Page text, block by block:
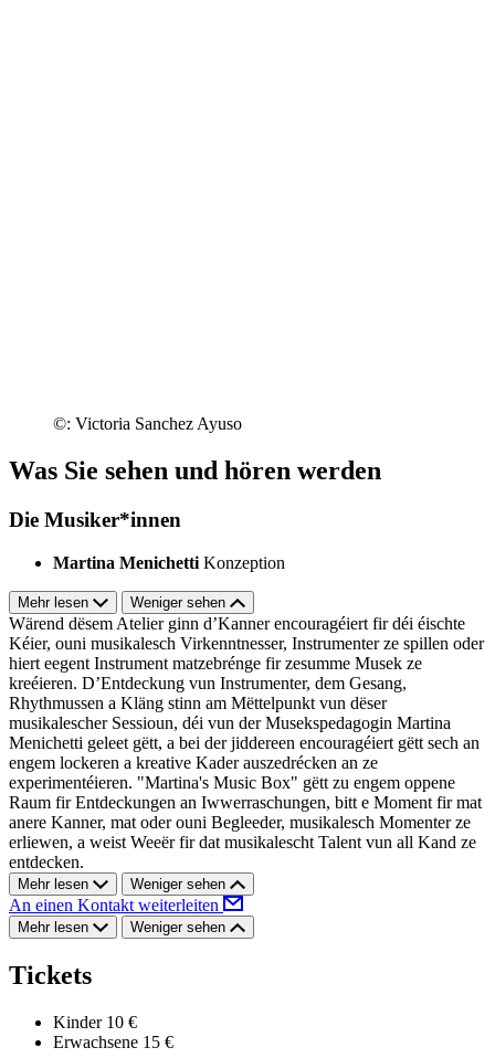
©: Victoria Sanchez Ayuso
Was Sie sehen und hören werden
Die Musiker*innen
Martina Menichetti Konzeption
Mehr lesen Weniger sehen
Wärend dësem Atelier ginn d’Kanner encouragéiert fir déi éischte
Kéier, ouni musikalesch Virkenntnesser, Instrumenter ze spillen oder
hiert eegent Instrument matzebrénge fir zesumme Musek ze
kreéieren. D’Entdeckung vun Instrumenter, dem Gesang,
Rhythmussen a Kläng stinn am Mëttelpunkt vun dëser
musikalescher Sessioun, déi vun der Musekspedagogin Martina
Menichetti geleet gëtt, a bei der jiddereen encouragéiert gëtt sech an
engem lockeren a kreative Kader auszedrécken an ze
experimentéieren. "Martina's Music Box" gëtt zu engem oppene
Raum fir Entdeckungen an Iwwerraschungen, bitt e Moment fir mat
anere Kanner, mat oder ouni Begleeder, musikalesch Momenter ze
erliewen, a weist Weeër fir dat musikalescht Talent vun all Kand ze
entdecken.
Mehr lesen Weniger sehen
An einen Kontakt weiterleiten
Mehr lesen Weniger sehen
Tickets
Kinder 10 €
Erwachsene 15 €